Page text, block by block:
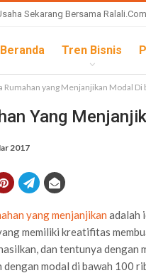
Sekarang Bersama Ralali.com
Beranda Tren Bisnis
Rumahan yang Menjanjikan Modal Di
Yang
2017
yang menjanjikan adalah
memiliki kreatifitas
dan tentunya
modal di bawah 100